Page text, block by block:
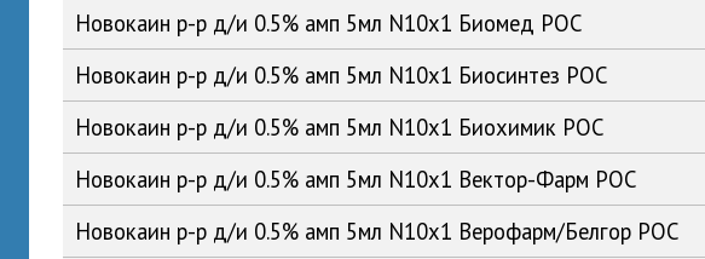
Новокаин р-р д/и 0.5% амп 5мл N10x1 Биомед РОС
Новокаин р-р д/и 0.5% амп 5мл N10x1 Биосинтез РОС
Новокаин р-р д/и 0.5% амп 5мл N10x1 Биохимик РОС
Новокаин р-р д/и 0.5% амп 5мл N10x1 Вектор-Фарм РОС
Новокаин р-р д/и 0.5% амп 5мл N10x1 Верофарм/Белгор РОС